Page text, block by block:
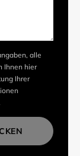
alle
Ihnen hier
Ihrer